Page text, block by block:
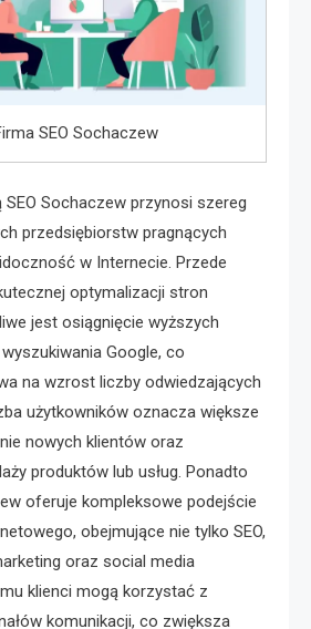
SEO Sochaczew
SEO Sochaczew przynosi szereg
przedsiębiorstw pragnących
w Internecie. Przede
optymalizacji stron
jest osiągnięcie wyższych
Google, co
na wzrost liczby odwiedzających
użytkowników oznacza większe
nowych klientów oraz
produktów lub usług. Ponadto
oferuje kompleksowe podejście
obejmujące nie tylko SEO,
oraz social media
klienci mogą korzystać z
komunikacji, co zwiększa